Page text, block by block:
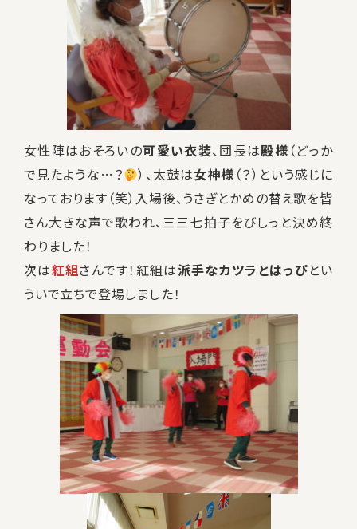
女性陣はおそろいの可愛い衣装、団長は殿様 （どっか
で見たような…？
）、太鼓は女神様 （？）という感じに
なっております（笑）入場後、うさぎとかめの替え歌を皆
さん大きな声で歌われ、三三七拍子をびしっと決め終
わりました！
次は紅組さんです！紅組は派手なカツラとはっぴとい
ういで立ちで登場しました！